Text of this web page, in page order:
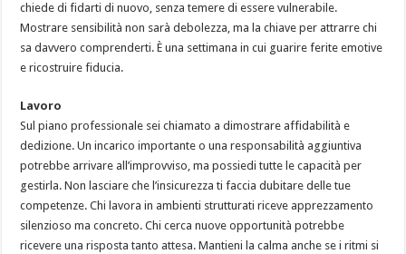
chiede di fidarti di nuovo, senza temere di essere vulnerabile.
Mostrare sensibilità non sarà debolezza, ma la chiave per attrarre chi
sa davvero comprenderti. È una settimana in cui guarire ferite emotive
e ricostruire fiducia.
Lavoro
Sul piano professionale sei chiamato a dimostrare affidabilità e
dedizione. Un incarico importante o una responsabilità aggiuntiva
potrebbe arrivare all’improvviso, ma possiedi tutte le capacità per
gestirla. Non lasciare che l’insicurezza ti faccia dubitare delle tue
competenze. Chi lavora in ambienti strutturati riceve apprezzamento
silenzioso ma concreto. Chi cerca nuove opportunità potrebbe
ricevere una risposta tanto attesa. Mantieni la calma anche se i ritmi si